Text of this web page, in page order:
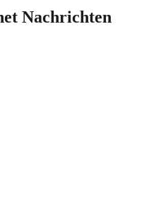
Nachrichten